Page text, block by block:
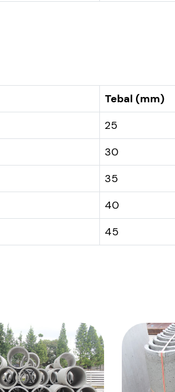
Tebal (mm)
25
30
35
40
45